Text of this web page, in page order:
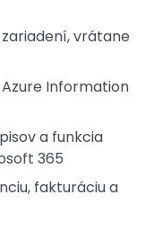
vrátane
Information
a funkcia
365
fakturáciu a